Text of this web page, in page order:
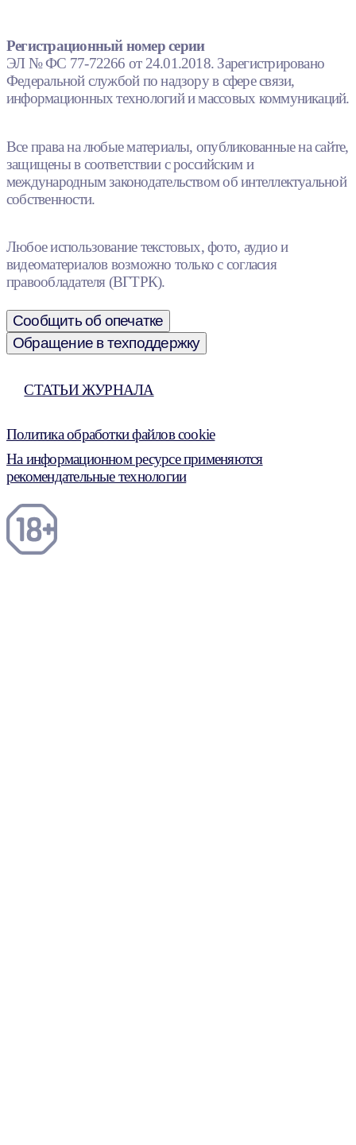
Регистрационный номер серии
ЭЛ № ФС 77-72266 от 24.01.2018. Зарегистрировано
Федеральной службой по надзору в сфере связи,
информационных технологий и массовых коммуникаций.
Все права на любые материалы, опубликованные на сайте,
защищены в соответствии с российским и
международным законодательством об интеллектуальной
собственности.
Любое использование текстовых, фото, аудио и
видеоматериалов возможно только с согласия
правообладателя (ВГТРК).
Сообщить об опечатке
Обращение в техподдержку
СТАТЬИ ЖУРНАЛА
Политика обработки файлов cookie
На информационном ресурсе применяются
рекомендательные технологии